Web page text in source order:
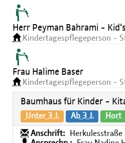
Herr Peyman Bahrami -
Kindertagespflegeperson -
Frau Halime Baser
Kindertagespflegeperson -
Baumhaus für Kinder -
Unter 3 J. Ab 3 J. Hort
Anschrift: